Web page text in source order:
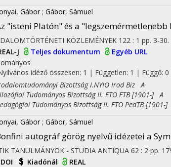
Gábor ; Gábor, Sámuel
"isteni Platón" és a
KÖZLEMÉNYEK 122 : 1 pp. 3-30.
J
Teljes dokumentum
Egyéb URL
idéző összesen: 1 | Független: 1 | Függő:
Bizottság I.NYIO Irod Biz A
Tudományos Bizottság II. FTO FTB [1901-] A
Tudományos Bizottság II. FTO PedTB [1901-
Gábor ; Gábor, Sámuel
autográf görög nyelvű idézetei a
TANULMÁNYOK - STUDIA ANTIQUA 62 : 2 pp.
DOI
Kiadónál
REAL